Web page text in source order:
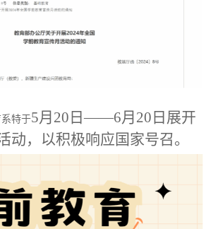
特于5月20日——6月20日展开
动，以积极响应国家号召。